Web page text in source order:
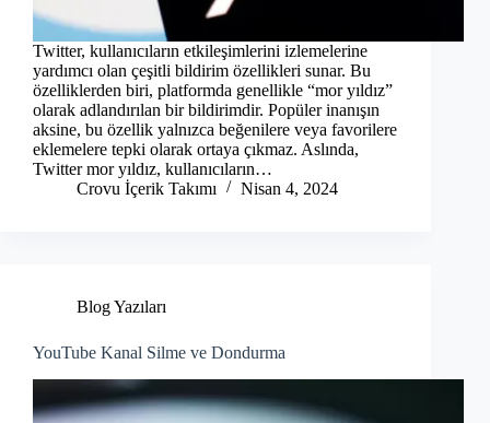
Twitter, kullanıcıların etkileşimlerini izlemelerine
yardımcı olan çeşitli bildirim özellikleri sunar. Bu
özelliklerden biri, platformda genellikle “mor yıldız”
olarak adlandırılan bir bildirimdir. Popüler inanışın
aksine, bu özellik yalnızca beğenilere veya favorilere
eklemelere tepki olarak ortaya çıkmaz. Aslında,
Twitter mor yıldız, kullanıcıların…
Crovu İçerik Takımı
Nisan 4, 2024
Blog Yazıları
YouTube Kanal Silme ve Dondurma